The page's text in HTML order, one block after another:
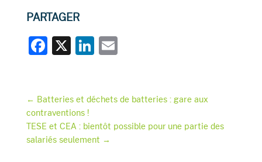
PARTAGER
F
e
b
o
X Li
e
dI
n
E
l
← Batteries et déchets de batteries : gare aux
contraventions !
TESE et CEA : bientôt possible pour une partie des
salariés seulement →